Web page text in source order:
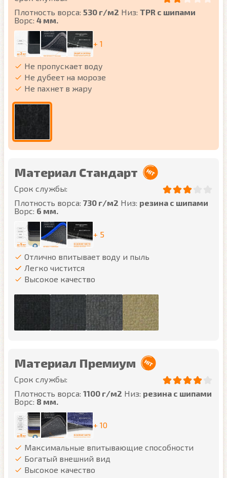
Плотность ворса: 530 г/м2 Низ: TPR с шипами
Ворс: 4 мм.
+ 1
Не пропускает воду
Не дубеет на морозе
Не пахнет в жару
Материал Стандарт
Срок службы:
Плотность ворса: 730 г/м2 Низ: резина с шипами
Ворс: 6 мм.
+ 5
Отлично впитывает воду и пыль
Легко чистится
Высокое качество
Материал Премиум
Срок службы:
Плотность ворса: 1100 г/м2 Низ: резина с шипами
Ворс: 8 мм.
+ 10
Максимальные впитывающие способности
Богатый внешний вид
Высокое качество